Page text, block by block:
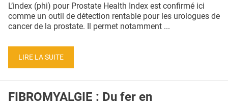
L’index (phi) pour Prostate Health Index est confirmé ici
comme un outil de détection rentable pour les urologues de
cancer de la prostate. Il permet notamment ...
LIRE LA SUITE
FIBROMYALGIE : Du fer en